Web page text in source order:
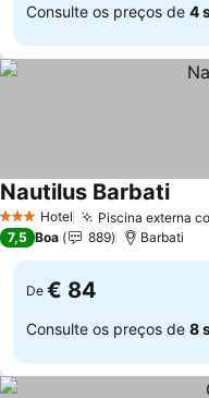
Consulte os preços de 4
3 EstrelasHotel Piscina externa
Nautilus Barbati
7,5 Boa 889 Barbati
De € 84
Consulte os preços de 8